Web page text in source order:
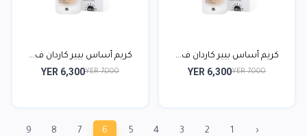
كريم أساس بيير كاردان ف...
YER 7,000
YER 6,300
كريم أساس بيير كاردان ف...
YER 7,000
YER 6,300
‹
1
2
3
4
5
6
7
8
9